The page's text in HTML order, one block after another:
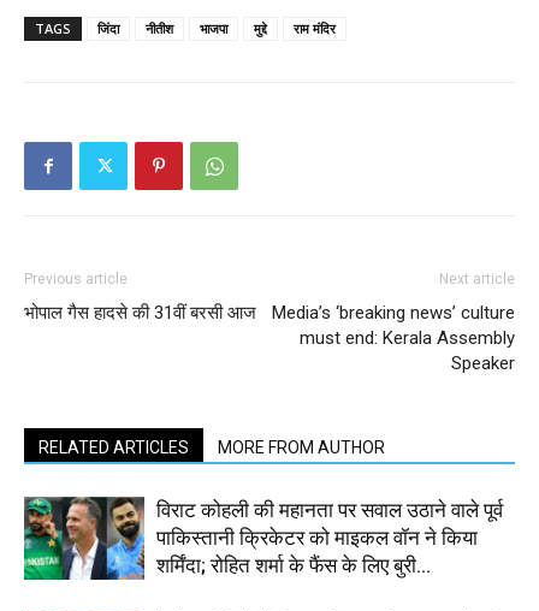
TAGS जिंदा नीतीश भाजपा मुद्दे राम मंदिर
Previous article
भोपाल गैस हादसे की 31वीं बरसी आज
Next article
Media’s ‘breaking news’ culture
must end: Kerala Assembly
Speaker
RELATED ARTICLES MORE FROM AUTHOR
विराट कोहली की महानता पर सवाल उठाने वाले पूर्व
पाकिस्तानी क्रिकेटर को माइकल वॉन ने किया
शर्मिंदा; रोहित शर्मा के फैंस के लिए बुरी...